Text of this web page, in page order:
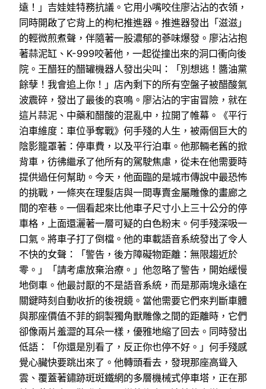
遠！」吉娃娃特務抗議。它用小嘴咬住廖沾沾的衣領，
同時開啟了它背上的枸杞推進器。推進器發出「滋滋」
的輕微煎煮聲，伴隨著一股濃郁的蔘味爆發。廖沾沾抱
著蒜泥缸、K-999咬著他，一起從撞出來的洞口衝向後
院。王醋狂的醋罐機器人發出尖叫：「別想逃！醬油黨
餘孽！我會追上你！」店內剩下的所有空盤子被醋酸氣
波震碎，發出了最後的哀鳴。廖沾沾的宇宙冒險，就在
這片蒜泥、中藥和醋酸的混亂中，拉開了帷幕。《平行
泊車維度：車位爭奪戰》何手殘的人生，被兩個巨大的
陰影籠罩著：停車費，以及平行泊車。他那輛老舊的掀
背車，彷彿繼承了他所有的駕駛焦慮，從未在他需要時
提供過任何幫助。今天，他面臨的是城市傳說中最恐怖
的挑戰，一條夾在理髮店與一間專賣金屬雕像的畫廊之
間的窄巷。一個看起來比他車子尺寸小上三十公分的停
車格，上面還灑著一層可疑的白色粉末。何手殘深吸一
口氣。將車子打了倒檔。他的車載語音系統發出了令人
不快的女聲：「警告，後方障礙物距離：無限趨近於
零。」「請考慮放棄治療。」他忽略了警告，開始緩慢
地倒車。他最討厭的不是語音系統，而是那兩塊永遠在
關鍵時刻自動收折的後視鏡。當他需要它們來判斷車體
與那座價值不菲的銅製獨角獸雕像之間的距離時，它們
卻像兩片羞澀的耳朵一樣，優雅地縮了回去。同時發出
低語：「你還是別看了，反正你也停不好。」何手殘感
覺心臟快要跳出來了。他轉頭看去，發現那座高聳入
雲、覆蓋著鏽跡斑斑鐵網的多層機械式停車塔，正在那